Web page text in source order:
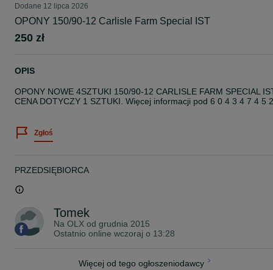
Dodane 12 lipca 2026
OPONY 150/90-12 Carlisle Farm Special IST
250 zł
OPIS
OPONY NOWE 4SZTUKI 150/90-12 CARLISLE FARM SPECIAL
CENA DOTYCZY 1 SZTUKI. Więcej informacji pod 6 0 4 3 4 7 4 5 2
Zgłoś
PRZEDSIĘBIORCA
Tomek
Na OLX od grudnia 2015
Ostatnio online wczoraj o 13:28
Więcej od tego ogłoszeniodawcy